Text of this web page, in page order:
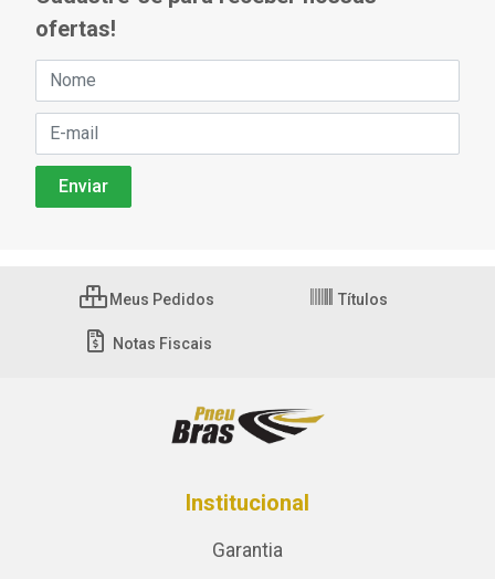
ofertas!
Meus Pedidos Títulos
Notas Fiscais
Institucional
Garantia